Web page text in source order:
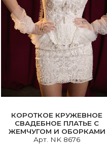
КОРОТКОЕ КРУЖЕВНОЕ
СВАДЕБНОЕ ПЛАТЬЕ С
ЖЕМЧУГОМ И ОБОРКАМИ
Арт. NK 8676